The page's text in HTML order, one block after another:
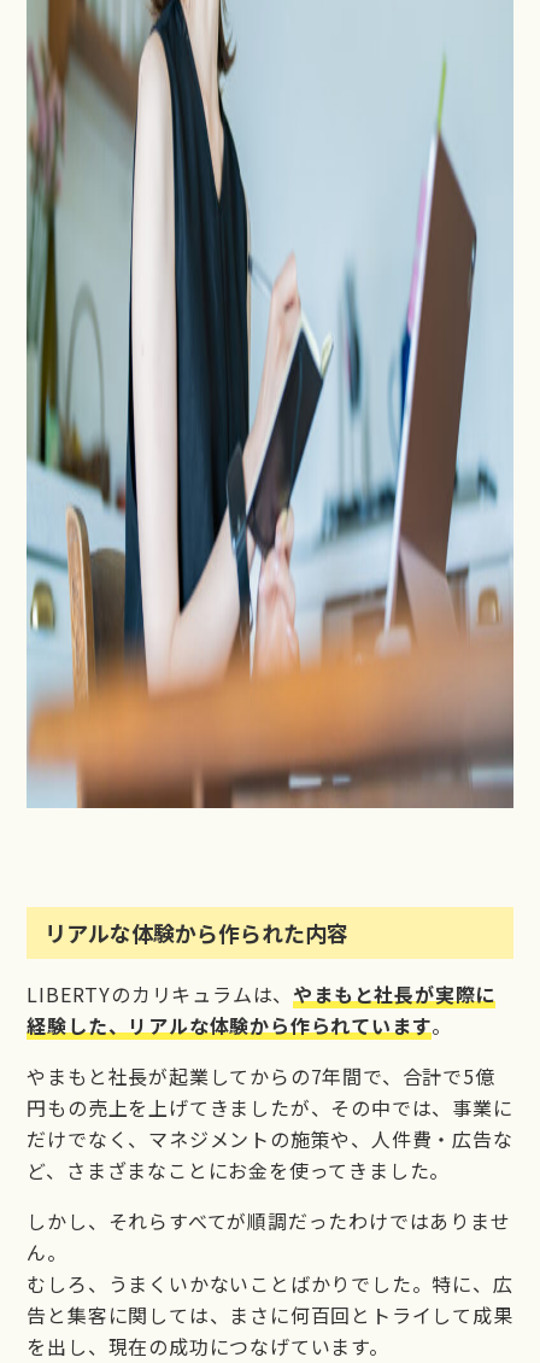
リアルな体験から作られた内容
LIBERTYのカリキュラムは、やまもと社長が実際に
経験した、リアルな体験から作られています。
やまもと社長が起業してからの7年間で、合計で5億
円もの売上を上げてきましたが、その中では、事業に
だけでなく、マネジメントの施策や、人件費・広告な
ど、さまざまなことにお金を使ってきました。
しかし、それらすべてが順調だったわけではありませ
ん。
むしろ、うまくいかないことばかりでした。特に、広
告と集客に関しては、まさに何百回とトライして成果
を出し、現在の成功につなげています。